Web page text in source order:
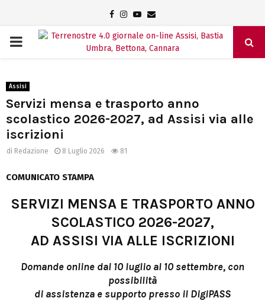
Facebook
Instagram
Youtube
Email
PRIMARY
Assisi
Servizi mensa e trasporto anno
scolastico 2026-2027, ad Assisi via alle
iscrizioni
di Redazione 8 Luglio 2026 81
COMUNICATO STAMPA
SERVIZI MENSA E TRASPORTO ANNO
SCOLASTICO 2026-2027,
AD ASSISI VIA ALLE ISCRIZIONI
Domande online dal 10 luglio al 10 settembre, con
possibilità
di assistenza e supporto presso il DigiPASS